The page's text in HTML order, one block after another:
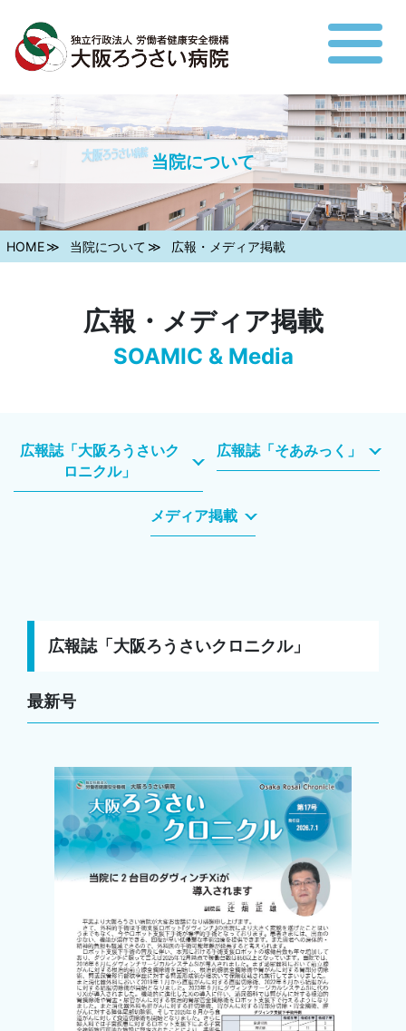
当院について
HOME 当院について 広報・メディア掲載
広報・メディア掲載
SOAMIC & Media
広報誌「大阪ろうさいク
ロニクル」
広報誌「そあみっく」
メディア掲載
広報誌「大阪ろうさいクロニクル」
最新号